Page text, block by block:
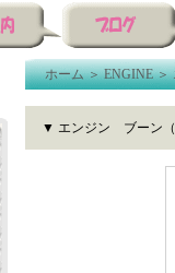
ホーム＞ENGINE＞
▼ エンジン ブーン